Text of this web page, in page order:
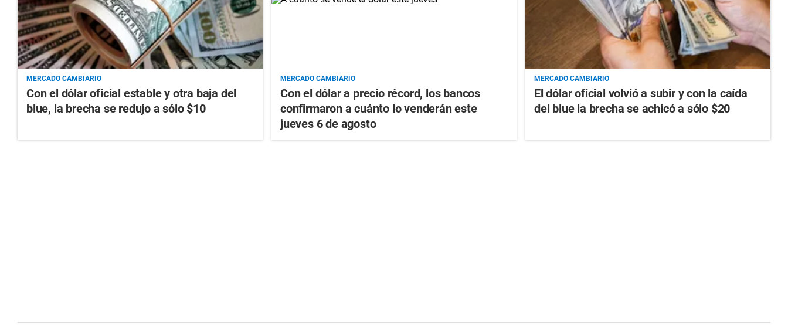
MERCADO CAMBIARIO
Con el dólar oficial estable y otra baja del
blue, la brecha se redujo a sólo $10
MERCADO CAMBIARIO
Con el dólar a precio récord, los bancos
confirmaron a cuánto lo venderán este
jueves 6 de agosto
MERCADO CAMBIARIO
El dólar oficial volvió a subir y con la caída
del blue la brecha se achicó a sólo $20